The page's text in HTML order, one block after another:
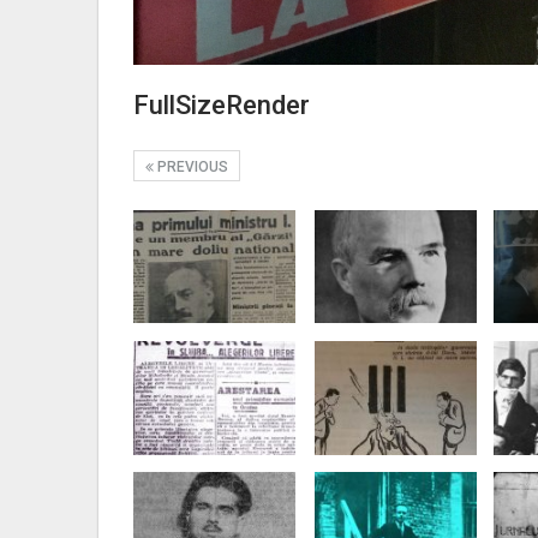
FullSizeRender
PREVIOUS